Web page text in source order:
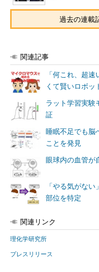
過去の連載
関連記事
「何これ、超
くて賢いロボッ
ラット学習実験
証
睡眠不足でも脳
ことを発見
眼球内の血管が
「やる気がな
部位を特定
関連リンク
理化学研究所
プレスリリース